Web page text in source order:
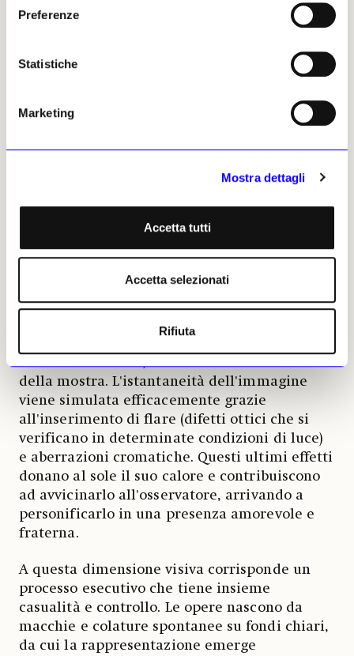
Preferenze
Statistiche
Marketing
Mostra dettagli
Accetta tutti
Accetta selezionati
Rifiuta
Van Gogh, Pissarro, Vallotton e molti altri Cima dà la
sua interpretazione del sole trattandolo secondo la sua
verità prospettica: un piccolo punto di pura luce,
Beatrice Timillero, autrice del testo critico
della mostra. L'istantaneità dell'immagine
viene simulata efficacemente grazie
all'inserimento di flare (difetti ottici che si
verificano in determinate condizioni di luce)
e aberrazioni cromatiche. Questi ultimi effetti
donano al sole il suo calore e contribuiscono
ad avvicinarlo all'osservatore, arrivando a
personificarlo in una presenza amorevole e
fraterna.
A questa dimensione visiva corrisponde un
processo esecutivo che tiene insieme
casualità e controllo. Le opere nascono da
macchie e colature spontanee su fondi chiari,
da cui la rappresentazione emerge